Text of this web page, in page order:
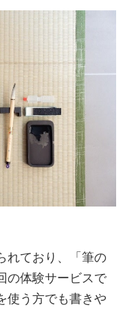
れており、「筆の
の体験サービスで
使う方でも書きや